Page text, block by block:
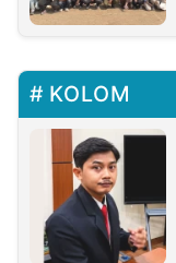
KOLOM